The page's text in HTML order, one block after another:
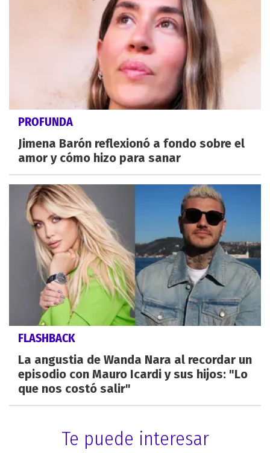
PROFUNDA
Jimena Barón reflexionó a fondo sobre el
amor y cómo hizo para sanar
FLASHBACK
La angustia de Wanda Nara al recordar un
episodio con Mauro Icardi y sus hijos: "Lo
que nos costó salir"
Te puede interesar